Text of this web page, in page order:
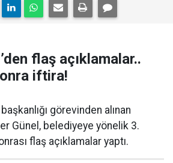
flaş açıklamalar..
iftira!
görevinden alınan
Günel, belediyeye yönelik 3.
flaş açıklamalar yaptı.